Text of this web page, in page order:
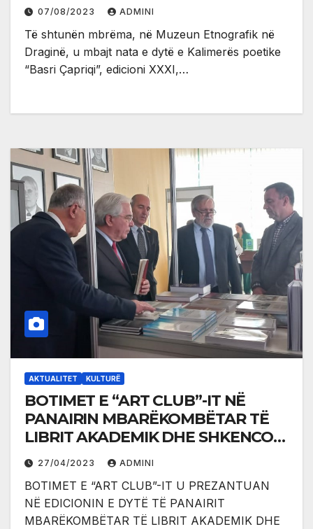
07/08/2023 ADMINI
Të shtunën mbrëma, në Muzeun Etnografik në
Draginë, u mbajt nata e dytë e Kalimerës poetike
“Basri Çapriqi”, edicioni XXXI,…
AKTUALITET KULTURË
BOTIMET E “ART CLUB”-IT NË
PANAIRIN MBARËKOMBËTAR TË
LIBRIT AKADEMIK DHE SHKENCOR
NË PRISHTINË
27/04/2023 ADMINI
BOTIMET E “ART CLUB”-IT U PREZANTUAN
NË EDICIONIN E DYTË TË PANAIRIT
MBARËKOMBËTAR TË LIBRIT AKADEMIK DHE